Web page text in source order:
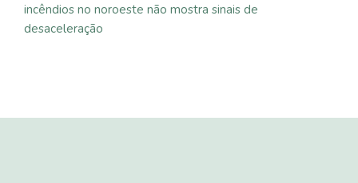
incêndios no noroeste não mostra sinais de
desaceleração